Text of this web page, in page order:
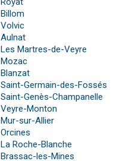
Billom
Volvic
Aulnat
Les Martres-de-Veyre
Mozac
Blanzat
Saint-Germain-des-Fossés
Saint-Genès-Champanelle
Veyre-Monton
Mur-sur-Allier
Orcines
La Roche-Blanche
Brassac-les-Mines